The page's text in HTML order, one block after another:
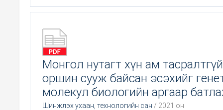
бүлгэмдлийн бүтэц, үйл ажиллагаа, зарим
хөлтний зарим бүлэг, төрөл зүйлүүдийн
филогенезийн асуудлаар харьцуулсан судалгаа
Шавьжийн ховор зүйлүүдийн элбэгшлийн
ховордлын зэргийг үнэлж, хамгаалах асуудлыг
Монгол нутагт хүн ам тасралтгүй
оршин сууж байсан эсэхийг
молекул биологийн аргаар
Шинжлэх ухаан, технологийн сан / 2021 он